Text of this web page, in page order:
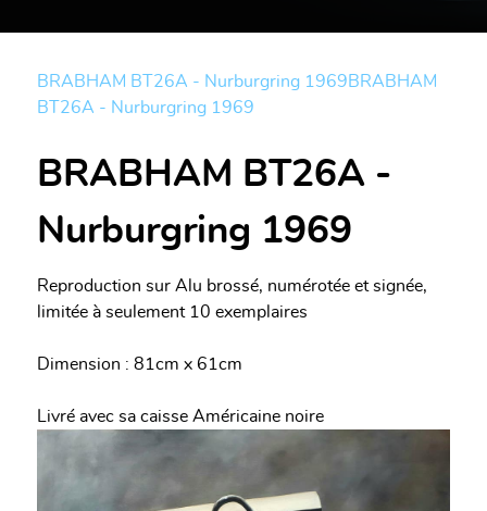
BRABHAM BT26A - Nurburgring 1969BRABHAM
BT26A - Nurburgring 1969
BRABHAM BT26A -
Nurburgring 1969
Reproduction sur Alu brossé, numérotée et signée,
limitée à seulement 10 exemplaires
Dimension : 81cm x 61cm
Livré avec sa caisse Américaine noire